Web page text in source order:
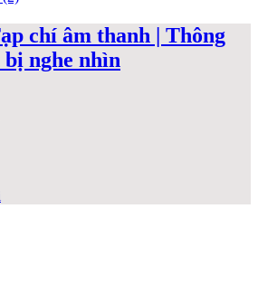
chí âm thanh | Thông
nghe nhìn